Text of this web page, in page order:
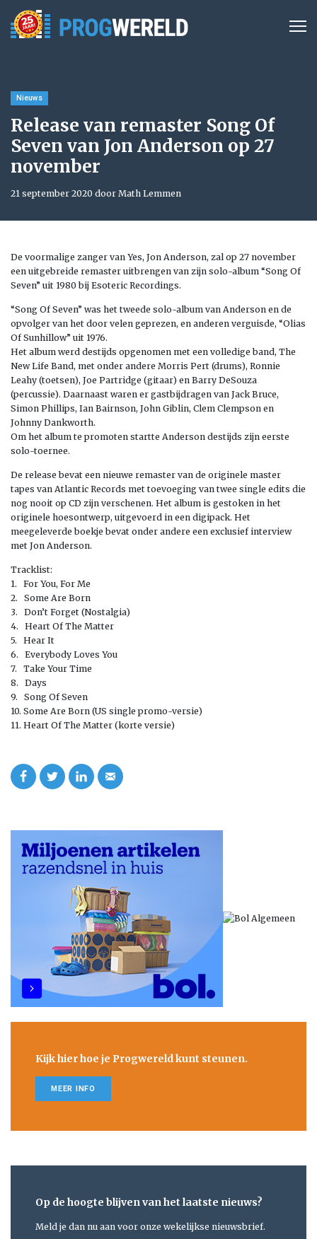
Nieuws
Release van remaster Song Of
Seven van Jon Anderson op 27
november
21 september 2020 door Math Lemmen
De voormalige zanger van Yes, Jon Anderson, zal op 27 november
een uitgebreide remaster uitbrengen van zijn solo-album “Song Of
Seven” uit 1980 bij Esoteric Recordings.
“Song Of Seven” was het tweede solo-album van Anderson en de
opvolger van het door velen geprezen, en anderen verguisde, “Olias
Of Sunhillow” uit 1976.
Het album werd destijds opgenomen met een volledige band, The
New Life Band, met onder andere Morris Pert (drums), Ronnie
Leahy (toetsen), Joe Partridge (gitaar) en Barry DeSouza
(percussie). Daarnaast waren er gastbijdragen van Jack Bruce,
Simon Phillips, Ian Bairnson, John Giblin, Clem Clempson en
Johnny Dankworth.
Om het album te promoten startte Anderson destijds zijn eerste
solo-toernee.
De release bevat een nieuwe remaster van de originele master
tapes van Atlantic Records met toevoeging van twee single edits die
nog nooit op CD zijn verschenen. Het album is gestoken in het
originele hoesontwerp, uitgevoerd in een digipack. Het
meegeleverde boekje bevat onder andere een exclusief interview
met Jon Anderson.
Tracklist:
1. For You, For Me
2. Some Are Born
3. Don’t Forget (Nostalgia)
4. Heart Of The Matter
5. Hear It
6. Everybody Loves You
7. Take Your Time
8. Days
9. Song Of Seven
10. Some Are Born (US single promo-versie)
11. Heart Of The Matter (korte versie)
Kijk hier hoe je Progwereld kunt steunen.
MEER INFO
Op de hoogte blijven van het laatste nieuws?
Meld je dan nu aan voor onze wekelijkse nieuwsbrief.